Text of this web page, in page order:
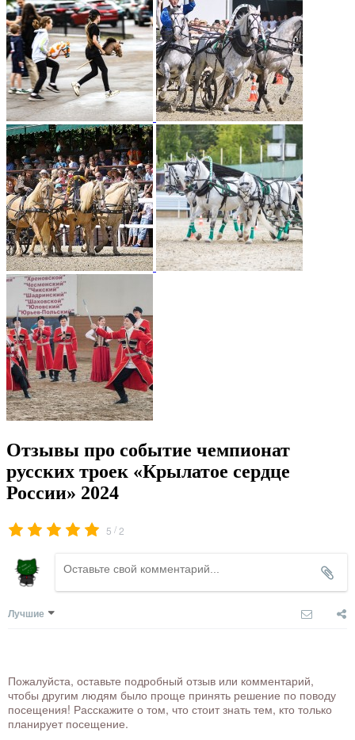
Отзывы про событие чемпионат
русских троек «Крылатое сердце
России» 2024
5 /2
Лучшие
Пожалуйста, оставьте подробный отзыв или комментарий,
чтобы другим людям было проще принять решение по поводу
посещения! Расскажите о том, что стоит знать тем, кто только
планирует посещение.